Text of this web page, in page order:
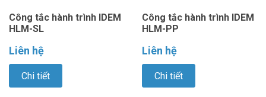
Công tắc hành trình IDEM
HLM-SL
Liên hệ
Chi tiết
Công tắc hành trình IDEM
HLM-PP
Liên hệ
Chi tiết